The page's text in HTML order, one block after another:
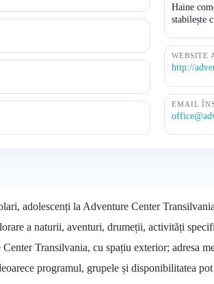
Haine
stabilește
WEBSITE
http://
EMAIL
adolescenți la Adventure Center
a naturii, aventuri, drumeții, activități
Transilvania, cu spațiu exterior; adresa
programul, grupele și disponibilitatea